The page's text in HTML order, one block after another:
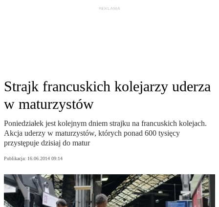
Strajk francuskich kolejarzy uderza
w maturzystów
Poniedziałek jest kolejnym dniem strajku na francuskich kolejach.
Akcja uderzy w maturzystów, których ponad 600 tysięcy
przystępuje dzisiaj do matur
Publikacja: 16.06.2014 09:14